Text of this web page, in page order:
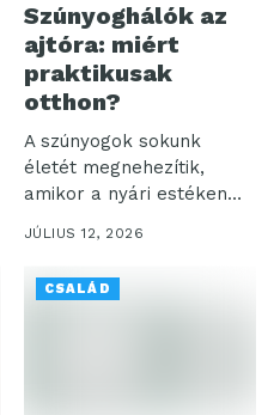
Szúnyoghálók az
ajtóra: miért
praktikusak
otthon?
A szúnyogok sokunk
életét megnehezítik,
amikor a nyári estéken
akarjuk élvezni a...
JÚLIUS 12, 2026
CSALÁD